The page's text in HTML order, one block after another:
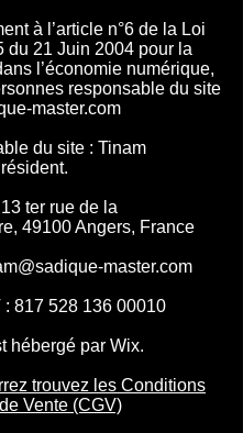
à l’article n°6 de la Loi
du 21 Juin 2004 pour la
l’économie numérique,
responsable du site
master.com
du site : Tinam
ter rue de la
49100 Angers, France
master.com
: 817 528 136 00010
hébergé par Wix.
trouvez les Conditions
Vente (CGV)